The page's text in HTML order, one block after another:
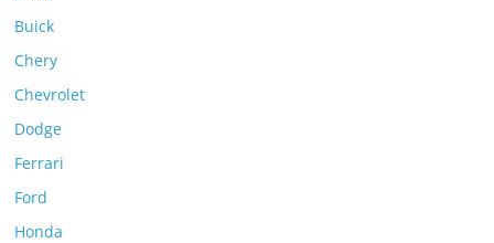
Buick
Chery
Chevrolet
Dodge
Ferrari
Ford
Honda